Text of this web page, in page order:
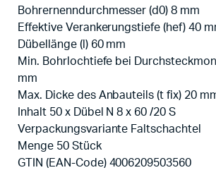
Bohrernenndurchmesser (d0) 8 mm
Effektive Verankerungstiefe (hef) 40
Dübellänge (l) 60 mm
Min. Bohrlochtiefe bei
mm
Max. Dicke des Anbauteils (t fix) 20
Inhalt 50 x Dübel N 8 x 60 /20 S
Verpackungsvariante Faltschachtel
Menge 50 Stück
GTIN (EAN-Code) 4006209503560